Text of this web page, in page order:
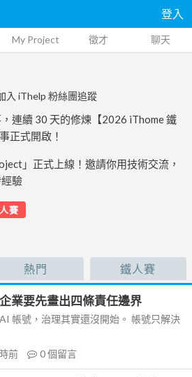
登入
My Project 徵才 聊天
入 iThelp 粉絲團追蹤
連續 30 天的修煉【2026 iThome 鐵
正式開啟！
」正式上線！邀請你用技術交流，
驗
賽
熱門 鐵人賽
業要先畫出四條責任邊界
帳號，治理其實還沒開始。 帳號只解決
前 0個留言